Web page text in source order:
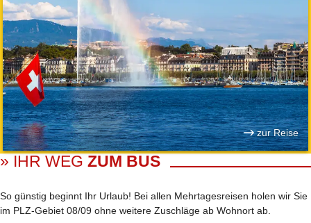
zur Reise
» IHR WEG ZUM BUS
So günstig beginnt Ihr Urlaub! Bei allen Mehrtages­reisen holen wir Sie
im PLZ-Gebiet 08/09 ohne weitere Zuschläge ab Wohnort ab.